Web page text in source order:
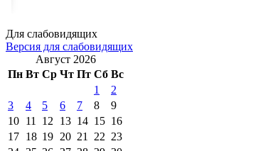
Для слабовидящих
Версия для слабовидящих
Август 2026
Пн Вт Ср Чт Пт Сб Вс
1
2
3
4 5 6 7 8
9
10 11 12 13 14 15 16
17 18 19 20 21 22 23